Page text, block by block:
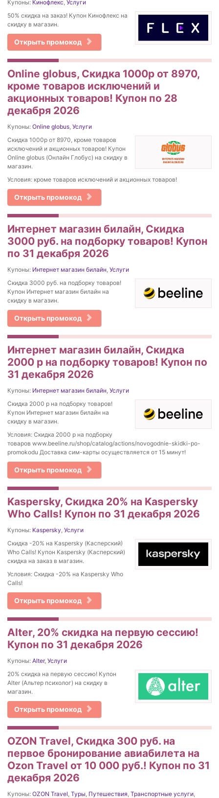
Купоны: Кинофлекс, Услуги
50% скидка на заказ! Купон Кинофлекс на
скидку в магазин.
Открыть промокод
Online globus, Скидка 1000р от 8970,
кроме товаров исключений и
акционных товаров! Купон по 28
декабря 2026
Купоны: Online globus, Услуги
Скидка 1000р от 8970, кроме товаров
исключений и акционных товаров! Купон
Online globus (Онлайн Глобус) на скидку в
магазин.
Условия: кроме товаров исключений и акционных товаров!
Открыть промокод
Интернет магазин билайн, Скидка
3000 руб. на подборку товаров! Купон
по 31 декабря 2026
Купоны: Интернет магазин билайн, Услуги
Скидка 3000 руб. на подборку товаров!
Купон Интернет магазин билайн на
скидку в магазин.
Открыть промокод
Интернет магазин билайн, Скидка
2000 р на подборку товаров! Купон по
31 декабря 2026
Купоны: Интернет магазин билайн, Услуги
Скидка 2000 р на подборку товаров!
Купон Интернет магазин билайн на
скидку в магазин.
Условия: Скидка 2000 р на подборку
товаров www.beeline.ru/shop/catalog/actions/novogodnie-skidki-po-
promokodu Доставка сим-карты осуществляется от 15 минут!
Открыть промокод
Kaspersky, Скидка 20% на Kaspersky
Who Calls! Купон по 31 декабря 2026
Купоны: Kaspersky, Услуги
Скидка -20% на Kaspersky (Касперский)
Who Calls! Купон Kaspersky (Касперский)
скидка на заказ в магазин.
Условия: Скидка -20% на Kaspersky Who
Calls!
Открыть промокод
Alter, 20% скидка на первую сессию!
Купон по 31 декабря 2026
Купоны: Alter, Услуги
20% скидка на первую сессию! Купон
Alter (Альтер психолог) на скидку в
магазин.
Открыть промокод
OZON Travel, Скидка 300 руб. на
первое бронирование авиабилета на
Ozon Travel от 10 000 руб.! Купон по 31
декабря 2026
Купоны: OZON Travel, Туры, Путешествия, Транспортные услуги,